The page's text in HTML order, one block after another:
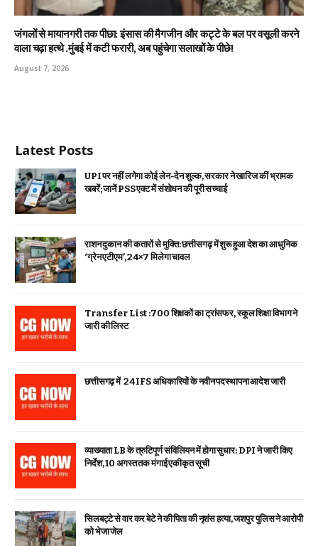
जंगलों से मायानगरी तक पीछा: इंसास की मैगजीन और कट्टे के बल पर वसूली करने
वाला चढ़ा हत्थे .मुंबई में कटी फरारी, अब पहुंचेगा सलाखों के पीछे!
August 7, 2026
Latest Posts
UPI पर नहीं लगेगा कोई लेन-देन शुल्क, सरकार ने खारिज कीं भ्रामक
खबरें; जानें PSS एक्ट में संशोधन की पूरी सच्चाई
राशन दुकान की कतारों से मुक्ति: छत्तीसगढ़ में शुरू हुआ देश का आधुनिक
‘ग्रेन एटीएम’, 24×7 मिलेगा चावल
Transfer List :700 शिक्षकों का ट्रांसफर, स्कूल शिक्षा विभाग ने
जारी की लिस्ट
छत्तीसगढ़ में 24 IFS अधिकारियों के नवीन पदस्थापना आदेश जारी
व्याख्याता LB के त्रुटिपूर्ण संविलियन में होगा सुधार: DPI ने जारी किए
निर्देश, 10 अगस्त तक मंगाई एकीकृत सूची
सिलबट्टे से वार कर बेटे ने की पिता की नृशंस हत्या, जशपुर पुलिस ने आरोपी
को भेजा जेल